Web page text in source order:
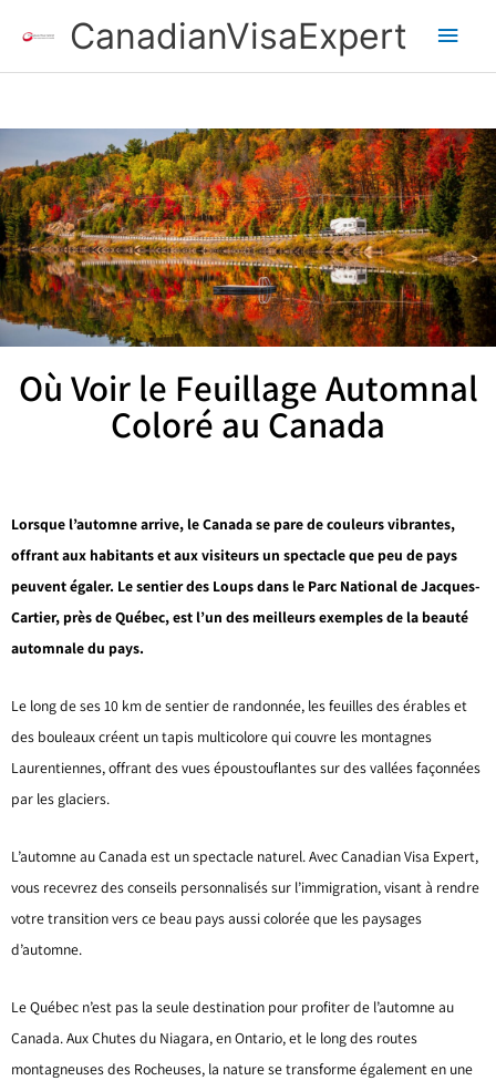
CanadianVisaExpert
Où Voir le Feuillage Automnal
Coloré au Canada
Lorsque l’automne arrive, le Canada se pare de couleurs vibrantes,
offrant aux habitants et aux visiteurs un spectacle que peu de pays
peuvent égaler. Le sentier des Loups dans le Parc National de Jacques-
Cartier, près de Québec, est l’un des meilleurs exemples de la beauté
automnale du pays.
Le long de ses 10 km de sentier de randonnée, les feuilles des érables et
des bouleaux créent un tapis multicolore qui couvre les montagnes
Laurentiennes, offrant des vues époustouflantes sur des vallées façonnées
par les glaciers.
L’automne au Canada est un spectacle naturel. Avec Canadian Visa Expert,
vous recevrez des conseils personnalisés sur l’immigration, visant à rendre
votre transition vers ce beau pays aussi colorée que les paysages
d’automne.
Le Québec n’est pas la seule destination pour profiter de l’automne au
Canada. Aux Chutes du Niagara, en Ontario, et le long des routes
montagneuses des Rocheuses, la nature se transforme également en une